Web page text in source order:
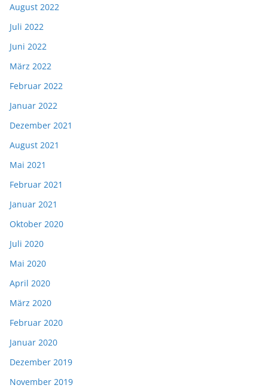
August 2022
Juli 2022
Juni 2022
März 2022
Februar 2022
Januar 2022
Dezember 2021
August 2021
Mai 2021
Februar 2021
Januar 2021
Oktober 2020
Juli 2020
Mai 2020
April 2020
März 2020
Februar 2020
Januar 2020
Dezember 2019
November 2019